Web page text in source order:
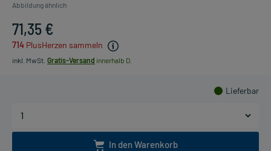
Abbildung ähnlich
71,35 €
714 PlusHerzen sammeln
inkl. MwSt. Gratis-Versand innerhalb D.
Lieferbar
In den Warenkorb